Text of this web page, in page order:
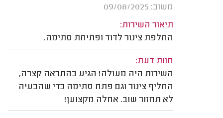
משוב: 09/08/2025
תיאור השירות:
החלפת צינור לדוד ופתיחת סתימה.
חוות דעת:
השירות היה מעולה! הגיע בהתראה קצרה,
החליף צינור וגם פתח סתימה כדי שהבעיה
לא תחזור שוב. אחלה מקצוען!